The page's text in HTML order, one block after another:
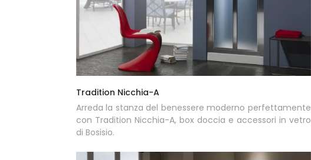
Tradition Nicchia-A
Arreda la stanza del benessere moderno perfettamente
con Tradition Nicchia-A, box doccia e accessori in vetro
di Bosisio.